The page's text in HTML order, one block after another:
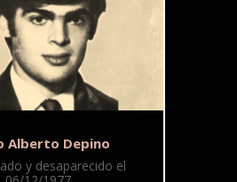
Alberto Depino
y desaparecido el